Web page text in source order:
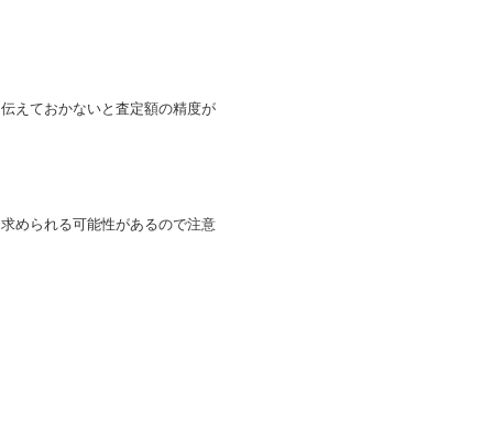
えておかないと査定額の精度が
められる可能性があるので注意